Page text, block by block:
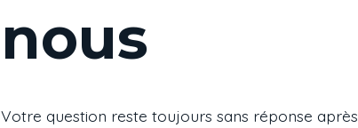
nous
Votre question reste toujours sans réponse après